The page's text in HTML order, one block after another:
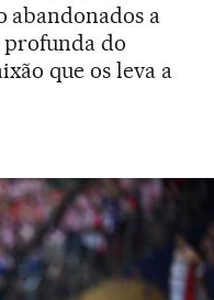
abandonados a
profunda do
que os leva a